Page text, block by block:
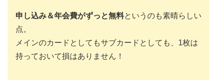
申し込み＆年会費がずっと無料というのも素晴らしい
点。
メインのカードとしてもサブカードとしても、1枚は
持っておいて損はありません！